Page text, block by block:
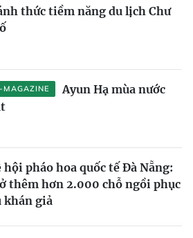
thức tiềm năng du lịch Chư
MAGAZINE
Ayun Hạ mùa nước
hội pháo hoa quốc tế Đà Nẵng:
thêm hơn 2.000 chỗ ngồi phục
khán giả